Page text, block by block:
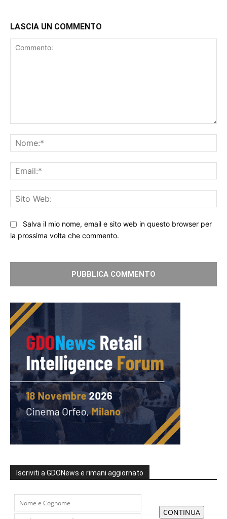
LASCIA UN COMMENTO
Salva il mio nome, email e sito web in questo browser per
la prossima volta che commento.
Iscriviti a GDONews e rimani aggiornato